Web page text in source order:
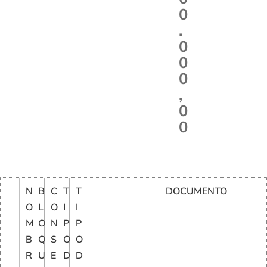
0
.
0
0
0
,
0
0
N
O
M
B
R
B
L
O
Q
U
C
O
N
S
E
T
I
P
O
D
T
I
P
O
D
DOCUMENTO